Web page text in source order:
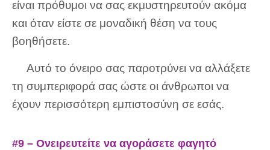
είναι πρόθυμοι να σας εκμυστηρευτούν ακόμα
και όταν είστε σε μοναδική θέση να τους
βοηθήσετε.
Αυτό το όνειρο σας παροτρύνει να αλλάξετε
τη συμπεριφορά σας ώστε οι άνθρωποι να
έχουν περισσότερη εμπιστοσύνη σε εσάς.
#9 – Ονειρευτείτε να αγοράσετε φαγητό